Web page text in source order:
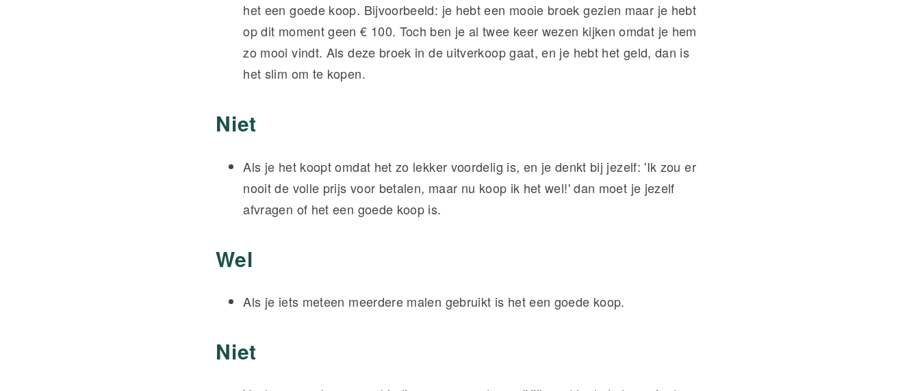
het een goede koop. Bijvoorbeeld: je hebt een mooie broek gezien maar je hebt
op dit moment geen € 100. Toch ben je al twee keer wezen kijken omdat je hem
zo mooi vindt. Als deze broek in de uitverkoop gaat, en je hebt het geld, dan is
het slim om te kopen.
Niet
Als je het koopt omdat het zo lekker voordelig is, en je denkt bij jezelf: 'Ik zou er
nooit de volle prijs voor betalen, maar nu koop ik het wel!' dan moet je jezelf
afvragen of het een goede koop is.
Wel
Als je iets meteen meerdere malen gebruikt is het een goede koop.
Niet